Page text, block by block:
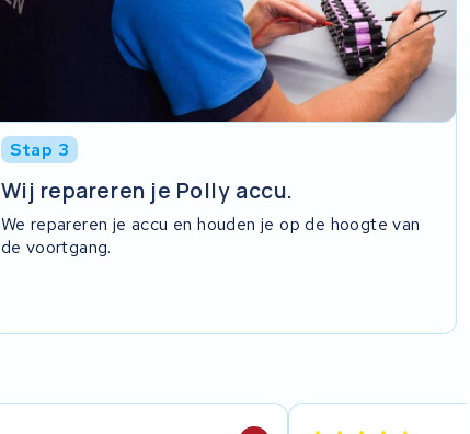
Stap 3
Wij repareren je Polly accu.
We repareren je accu en houden je op de hoogte van
de voortgang.